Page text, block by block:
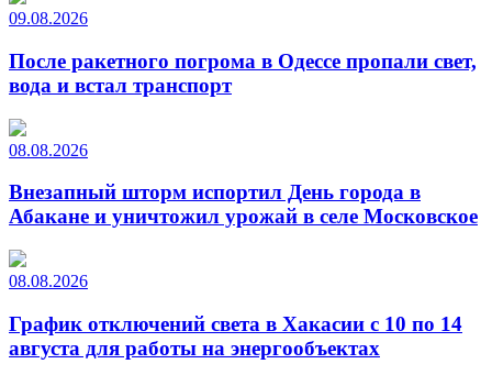
09.08.2026
После ракетного погрома в Одессе пропали свет,
вода и встал транспорт
08.08.2026
Внезапный шторм испортил День города в
Абакане и уничтожил урожай в селе Московское
08.08.2026
График отключений света в Хакасии с 10 по 14
августа для работы на энергообъектах